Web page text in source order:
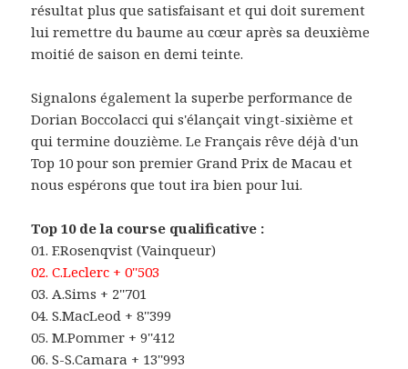
résultat plus que satisfaisant et qui doit surement
lui remettre du baume au cœur après sa deuxième
moitié de saison en demi teinte.
Signalons également la superbe performance de
Dorian Boccolacci qui s'élançait vingt-sixième et
qui termine douzième. Le Français rêve déjà d'un
Top 10 pour son premier Grand Prix de Macau et
nous espérons que tout ira bien pour lui.
Top 10 de la course qualificative :
01. F.Rosenqvist (Vainqueur)
02. C.Leclerc + 0''503
03. A.Sims + 2''701
04. S.MacLeod + 8''399
05. M.Pommer + 9''412
06. S-S.Camara + 13''993